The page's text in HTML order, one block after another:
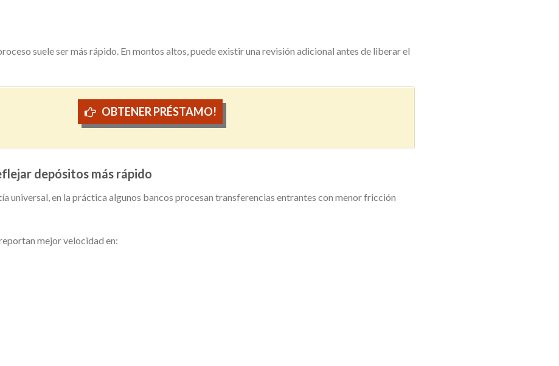
suele ser más rápido. En montos altos, puede existir una revisión adicional antes de liberar el
OBTENER PRÉSTAMO!
depósitos más rápido
universal, en la práctica algunos bancos procesan transferencias entrantes con menor fricción
mejor velocidad en: